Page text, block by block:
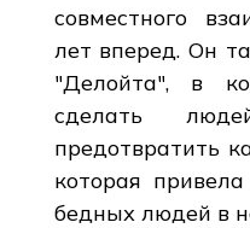
совместного
лет вперед. Он
"Делойта", в
сделать
предотвратить
которая
бедных людей в